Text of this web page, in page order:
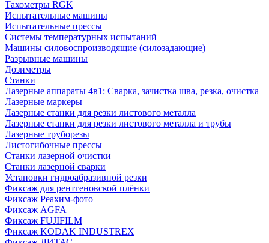
Тахометры RGK
Испытательные машины
Испытательные прессы
Системы температурных испытаний
Машины силовоспроизводящие (силозадающие)
Разрывные машины
Дозиметры
Станки
Лазерные аппараты 4в1: Сварка, зачистка шва, резка, очистка
Лазерные маркеры
Лазерные станки для резки листового металла
Лазерные станки для резки листового металла и трубы
Лазерные труборезы
Листогибочные прессы
Станки лазерной очистки
Станки лазерной сварки
Установки гидроабразивной резки
Фиксаж для рентгеновской плёнки
Фиксаж Реахим-фото
Фиксаж AGFA
Фиксаж FUJIFILM
Фиксаж KODAK INDUSTREX